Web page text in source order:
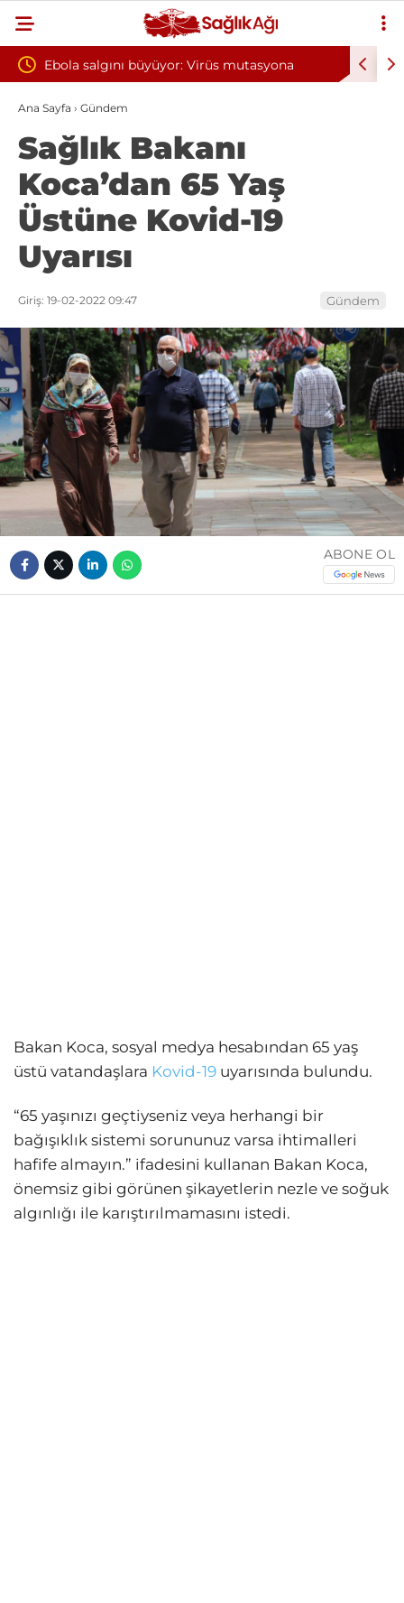
Virüs mutasyona Yılın ilk 6 ayında 10 bini aşkın hasta
Ana Sayfa › Gündem
Sağlık Bakanı
Koca’dan 65 Yaş
Üstüne Kovid-19
Uyarısı
Giriş: 19-02-2022 09:47 Gündem
ABONE OL
Bakan Koca, sosyal medya hesabından 65 yaş
üstü vatandaşlara Kovid-19 uyarısında bulundu.
“65 yaşınızı geçtiyseniz veya herhangi bir
bağışıklık sistemi sorununuz varsa ihtimalleri
hafife almayın.” ifadesini kullanan Bakan Koca,
önemsiz gibi görünen şikayetlerin nezle ve soğuk
algınlığı ile karıştırılmamasını istedi.